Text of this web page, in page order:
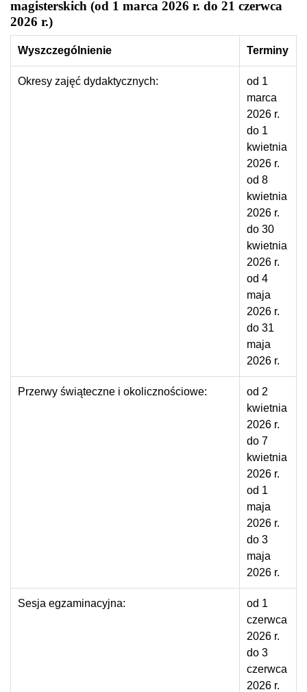
magisterskich (od 1 marca 2026 r. do 21 czerwca
2026 r.)
Wyszczególnienie Terminy
Okresy zajęć dydaktycznych:
od 1
marca
2026 r.
do 1
kwietnia
2026 r.
od 8
kwietnia
2026 r.
do 30
kwietnia
2026 r.
od 4
maja
2026 r.
do 31
maja
2026 r.
Przerwy świąteczne i okolicznościowe:
od 2
kwietnia
2026 r.
do 7
kwietnia
2026 r.
od 1
maja
2026 r.
do 3
maja
2026 r.
Sesja egzaminacyjna:
od 1
czerwca
2026 r.
do 3
czerwca
2026 r.